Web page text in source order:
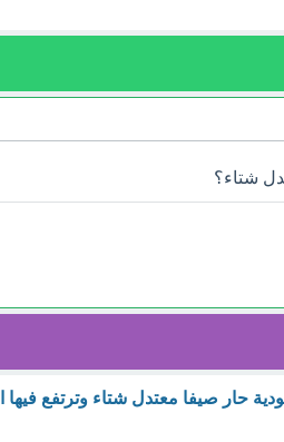
شتاء؟
حار صيفا معتدل شتاء وترتفع فيها